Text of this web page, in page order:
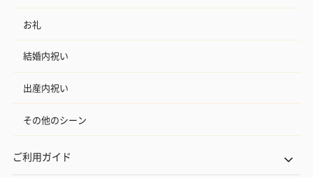
お礼
結婚内祝い
出産内祝い
その他のシーン
ご利用ガイド